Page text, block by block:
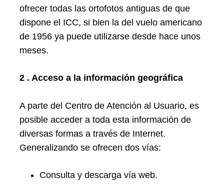
ofrecer todas las ortofotos antiguas de que
dispone el ICC, si bien la del vuelo americano
de 1956 ya puede utilizarse desde hace unos
meses.
2 . Acceso a la información geográfica
A parte del Centro de Atención al Usuario, es
posible acceder a toda esta información de
diversas formas a través de Internet.
Generalizando se ofrecen dos vías:
Consulta y descarga vía web.